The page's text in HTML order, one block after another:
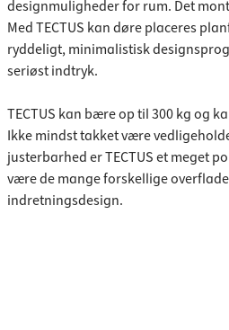
designmuligheder for rum. Det
Med TECTUS kan døre placeres
ryddeligt, minimalistisk
seriøst indtryk.
TECTUS kan bære op til 300 kg og
Ikke mindst takket være
justerbarhed er TECTUS et meget
være de mange forskellige
indretningsdesign.